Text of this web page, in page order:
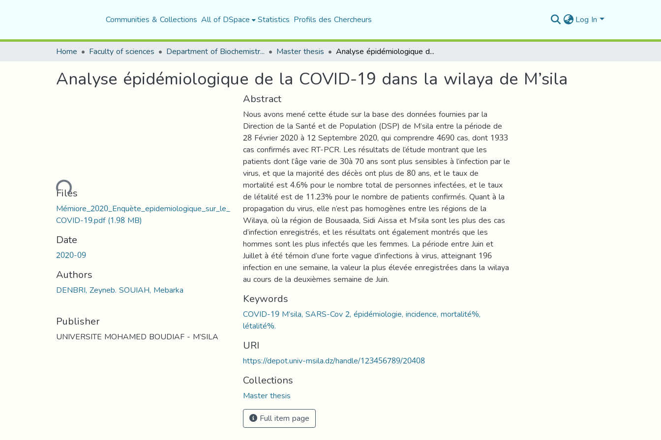
Communities & Collections All of DSpace Statistics Profils des Chercheurs Log In
Home Faculty of sciences Department of Biochemistry and Microbiology Master thesis Analyse épidémiologique de la COVID-19 dans la wilaya de M’sila
Analyse épidémiologique de la COVID-19 dans la wilaya de M’sila
Loading...
Files
Mémiore_2020_Enquète_epidemiologique_sur_le_
COVID-19.pdf(1.98 MB)
Date
2020-09
Authors
DENBRI, Zeyneb. SOUIAH, Mebarka
Publisher
UNIVERSITE MOHAMED BOUDIAF - M’SILA
Abstract
Nous avons mené cette étude sur la base des données fournies par la
Direction de la Santé et de Population (DSP) de M’sila entre la période de
28 Février 2020 à 12 Septembre 2020, qui comprendre 4690 cas, dont 1933
cas confirmés avec RT-PCR. Les résultats de l’étude montrant que les
patients dont l’âge varie de 30à 70 ans sont plus sensibles à l’infection par le
virus, et que la majorité des décès ont plus de 80 ans, et le taux de
mortalité est 4.6% pour le nombre total de personnes infectées, et le taux
de létalité est de 11.23% pour le nombre de patients confirmés. Quant à la
propagation du virus, elle n’est pas homogènes entre les régions de la
Wilaya, où la région de Bousaada, Sidi Aissa et M’sila sont les plus des cas
d’infection enregistrés, et les résultats ont également montrés que les
hommes sont les plus infectés que les femmes. La période entre Juin et
Juillet à été témoin d’une forte vague d’infections à virus, atteignant 196
infection en une semaine, la valeur la plus élevée enregistrées dans la wilaya
au cours de la deuxièmes semaine de Juin.
Keywords
COVID-19 M’sila, SARS-Cov 2, épidémiologie, incidence, mortalité%,
létalité%.
URI
https://depot.univ-msila.dz/handle/123456789/20408
Collections
Master thesis
Full item page